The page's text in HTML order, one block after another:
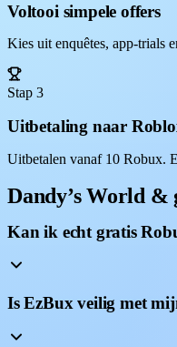
Voltooi simpele offers
Kies uit enquêtes, app-trials
Stap 3
Uitbetaling naar
Uitbetalen vanaf 10 Robux.
Dandy’s World &
Kan ik echt gratis
Is EzBux veilig met